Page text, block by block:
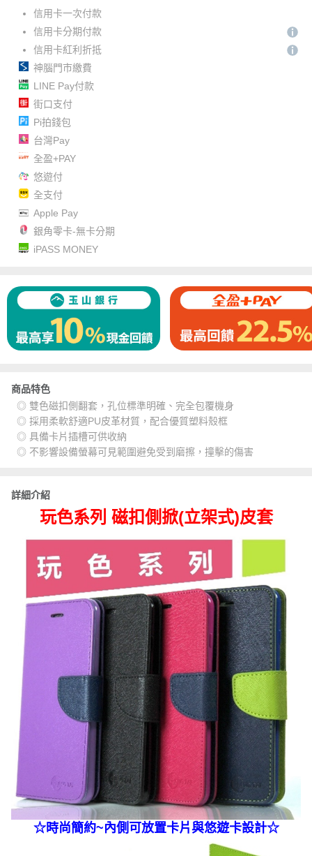
信用卡一次付款
信用卡分期付款
信用卡紅利折抵
神腦門市繳費
LINE Pay付款
街口支付
Pi拍錢包
台灣Pay
全盈+PAY
悠遊付
全支付
Apple Pay
銀角零卡-無卡分期
iPASS MONEY
商品特色
◎ 雙色磁扣側翻套，孔位標準明確、完全包覆機身
◎ 採用柔軟舒適PU皮革材質，配合優質塑料殼框
◎ 具備卡片插槽可供收納
◎ 不影響設備螢幕可見範圍避免受到磨擦，撞擊的傷害
詳細介紹
玩色系列 磁扣側掀(立架式)皮套
☆時尚簡約~內側可放置卡片與悠遊卡設計☆